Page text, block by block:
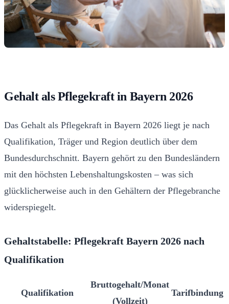
Gehalt als Pflegekraft in Bayern 2026
Das Gehalt als Pflegekraft in Bayern 2026 liegt je nach
Qualifikation, Träger und Region deutlich über dem
Bundesdurchschnitt. Bayern gehört zu den Bundesländern
mit den höchsten Lebenshaltungskosten – was sich
glücklicherweise auch in den Gehältern der Pflegebranche
widerspiegelt.
Gehaltstabelle: Pflegekraft Bayern 2026 nach
Qualifikation
Qualifikation
Bruttogehalt/Monat
(Vollzeit)
Tarifbindung